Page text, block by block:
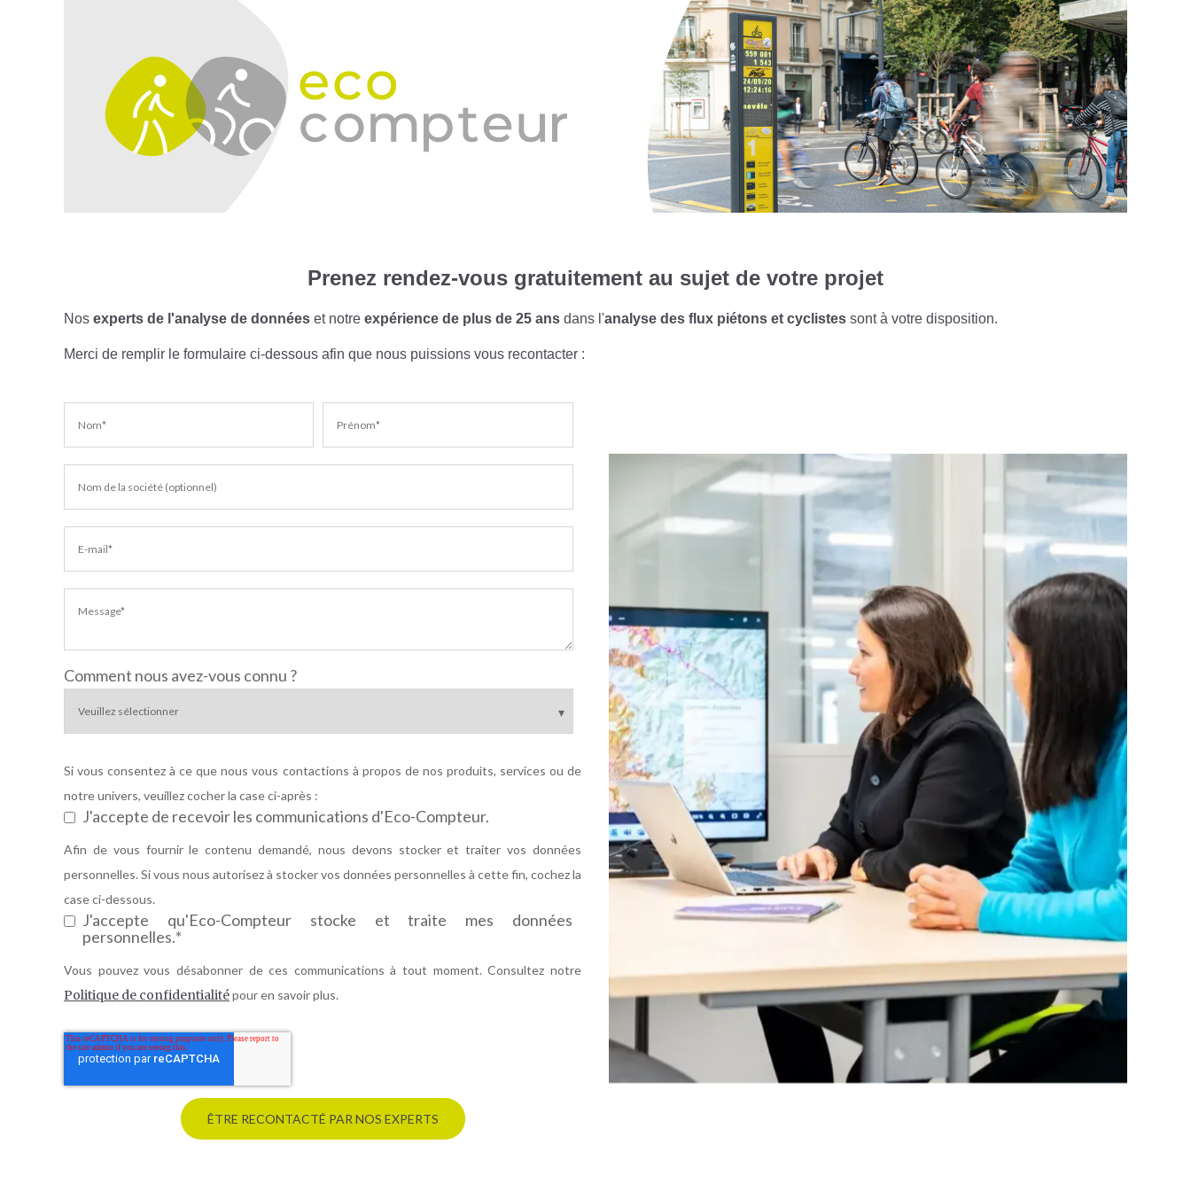
Prenez rendez-vous gratuitement au sujet de votre projet
Nos experts de l'analyse de données et notre expérience de plus de 25 ans dans l'analyse des flux piétons et cyclistes sont à votre disposition.
Merci de remplir le formulaire ci-dessous afin que nous puissions vous recontacter :
Comment nous avez-vous connu ?
Si vous consentez à ce que nous vous contactions à propos de nos produits, services ou de
notre univers, veuillez cocher la case ci-après :
J'accepte de recevoir les communications d'Eco-Compteur.
Afin de vous fournir le contenu demandé, nous devons stocker et traiter vos données
personnelles. Si vous nous autorisez à stocker vos données personnelles à cette fin, cochez la
case ci-dessous.
J'accepte qu'Eco-Compteur stocke et traite mes données
personnelles.*
Vous pouvez vous désabonner de ces communications à tout moment. Consultez notre
Politique de confidentialitépour en savoir plus.